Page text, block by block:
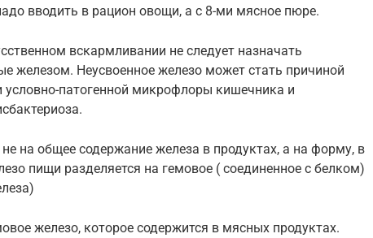
вводить в рацион овощи, а с 8-ми мясное пюре.
вскармливании не следует назначать
железом. Неусвоенное железо может стать причиной
условно-патогенной микрофлоры кишечника и
на общее содержание железа в продуктах, а на форму, в
пищи разделяется на гемовое ( соединенное с белком)
железо, которое содержится в мясных продуктах.